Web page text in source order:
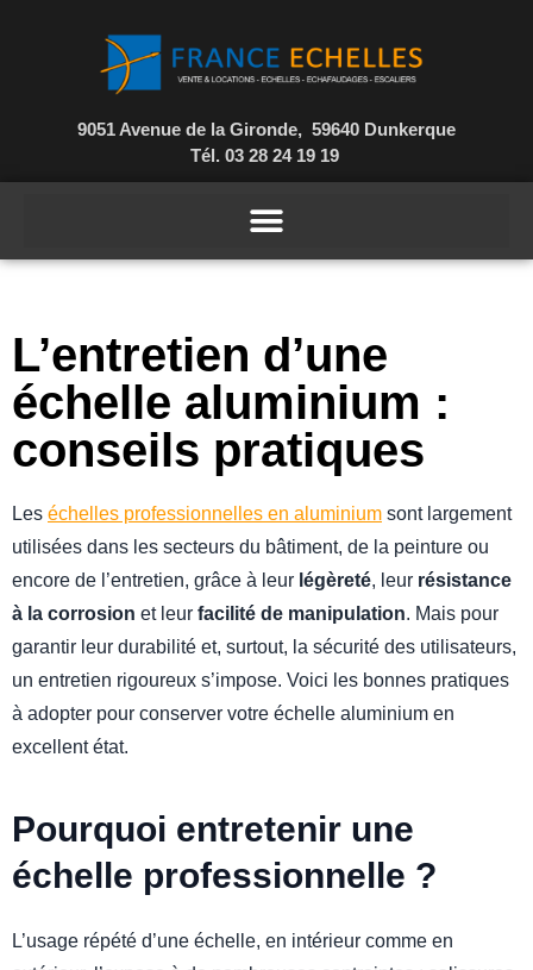
9051 Avenue de la Gironde, 59640 Dunkerque
Tél. 03 28 24 19 19
L’entretien d’une
échelle aluminium :
conseils pratiques
Les échelles professionnelles en aluminium sont largement
utilisées dans les secteurs du bâtiment, de la peinture ou
encore de l’entretien, grâce à leur légèreté, leur résistance
à la corrosion et leur facilité de manipulation. Mais pour
garantir leur durabilité et, surtout, la sécurité des utilisateurs,
un entretien rigoureux s’impose. Voici les bonnes pratiques
à adopter pour conserver votre échelle aluminium en
excellent état.
Pourquoi entretenir une
échelle professionnelle ?
L’usage répété d’une échelle, en intérieur comme en